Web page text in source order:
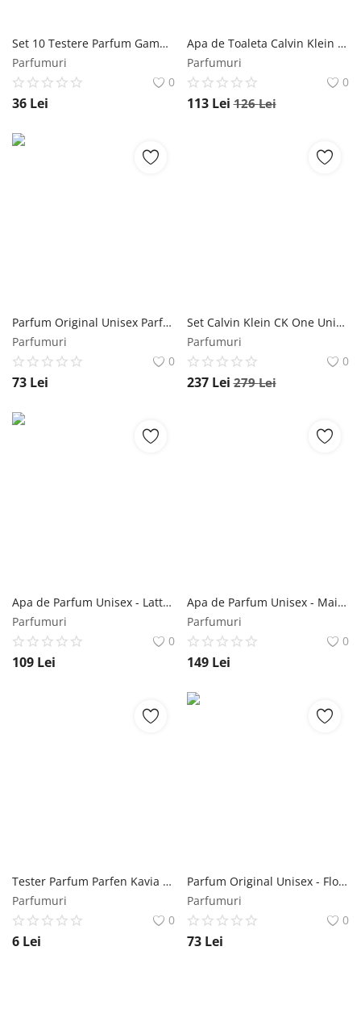
Set 10 Testere Parfum Gama Parfen nr. 7 Florgarden, 10 x 2 ml Florgarden
Parfumuri
0
36 Lei
Apa de Toaleta Calvin Klein CK One Gold, Unisex, 50 ml Calvin Klein
Parfumuri
0
113 Lei 126Lei
Parfum Original Unisex Parfen Excentrix PFN730 Florgarden, 30 ml Florgarden
Parfumuri
0
73 Lei
Set Calvin Klein CK One Unisex - Apa de toaleta 200 ml, Lotiune de Corp 200 ml Calvin Klein
Parfumuri
0
237 Lei 279Lei
Apa de Parfum Unisex - Lattafa Perfumes EDP Ajayeb Dubai Portrait, 100 ml Lattafa
Parfumuri
0
109 Lei
Apa de Parfum Unisex - Maison Alhambra EDP Gusta, 100 ml Maison Alhambra
Parfumuri
0
149 Lei
Tester Parfum Parfen Kavia cod 751 Florgarden, 2 ml Florgarden
Parfumuri
0
6 Lei
Parfum Original Unisex - Florgarden Parfen Respiro PFN755, 30 ml Florgarden
Parfumuri
0
73 Lei